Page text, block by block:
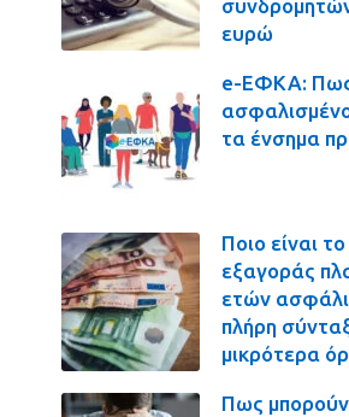
ευρώ
e-ΕΦΚΑ: Πως
τα ένσημα
Ποιο είναι
εξαγοράς
ετών
πλήρη
μικρότερα
Πως μπορούν